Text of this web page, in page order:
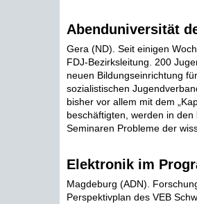
Abenduniversität
Gera (ND). Seit einigen
FDJ-Bezirksleitung. 200
neuen Bildungseinrichtung
sozialistischen
bisher vor allem mit dem
beschäftigten, werden in
Seminaren Probleme der
Elektronik im
Magdeburg (ADN).
Perspektivplan des VEB